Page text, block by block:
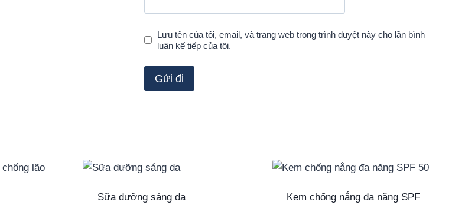
Lưu tên của tôi, email, và trang web trong trình duyệt này cho lần bình
luận kế tiếp của tôi.
Sữa dưỡng sáng da
Kem chống nắng đa năng SPF